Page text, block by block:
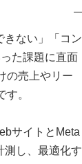
きない」「コン
た課題に直面
の売上やリー
。
サイトとMeta
測し、最適化す